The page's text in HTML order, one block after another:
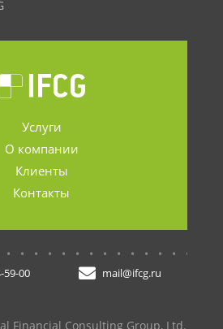
Услуги
О компании
Клиенты
Контакты
59-00 mail@ifcg.ru
Financial Consulting Group, Ltd.